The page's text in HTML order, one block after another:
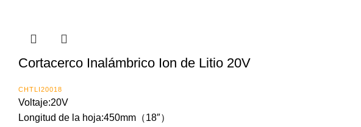
Cortacerco Inalámbrico Ion de Litio 20V
CHTLI20018
Voltaje:20V
Longitud de la hoja:450mm（18″）